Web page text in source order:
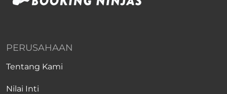
PERUSAHAAN
Tentang Kami
Nilai Inti